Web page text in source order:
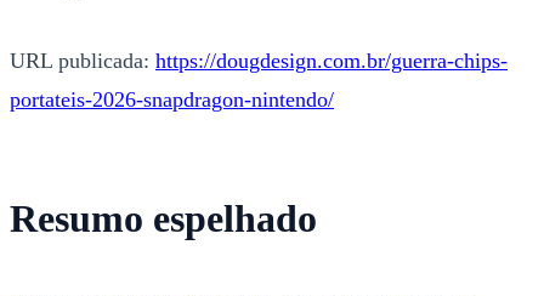
URL publicada: https://dougdesign.com.br/guerra-chips-
portateis-2026-snapdragon-nintendo/
Resumo espelhado